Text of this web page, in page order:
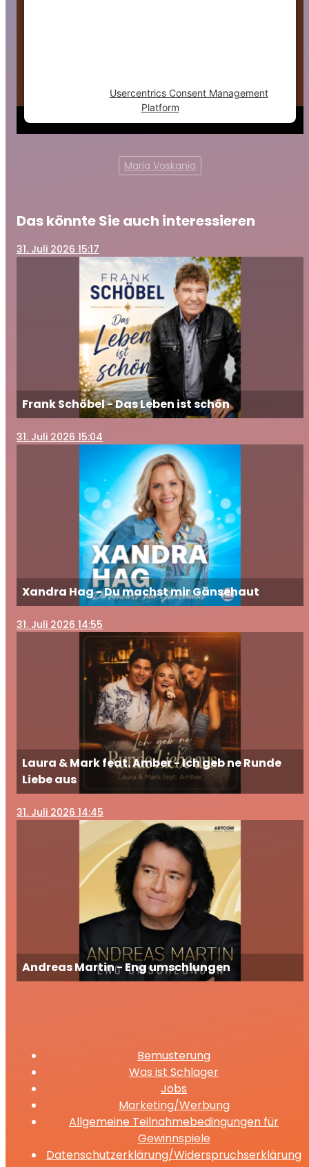
Usercentrics Consent Management
Platform
Maria Voskania
Das könnte Sie auch interessieren
31. Juli 2026 15:17
Frank Schöbel - Das Leben ist schön
31. Juli 2026 15:04
Xandra Hag - Du machst mir Gänsehaut
31. Juli 2026 14:55
Laura & Mark feat. Amber - Ich geb ne Runde
Liebe aus
31. Juli 2026 14:45
Andreas Martin - Eng umschlungen
Bemusterung
Was ist Schlager
Jobs
Marketing/Werbung
Allgemeine Teilnahmebedingungen für
Gewinnspiele
Datenschutzerklärung/Widerspruchserklärung